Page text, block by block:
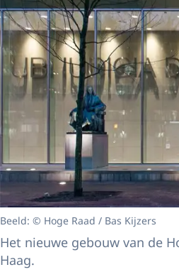
Beeld: © Hoge Raad / Bas Kijzers
Het nieuwe gebouw van de
Haag.